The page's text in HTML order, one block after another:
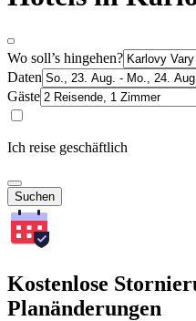
Wo soll’s hingehen?
Daten
Gäste
Ich reise geschäftlich
Suchen
Kostenlose
Planänderungen